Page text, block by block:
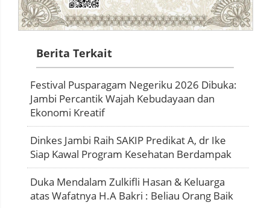
Berita Terkait
Festival Pusparagam Negeriku 2026 Dibuka:
Jambi Percantik Wajah Kebudayaan dan
Ekonomi Kreatif
Dinkes Jambi Raih SAKIP Predikat A, dr Ike
Siap Kawal Program Kesehatan Berdampak
Duka Mendalam Zulkifli Hasan & Keluarga
atas Wafatnya H.A Bakri : Beliau Orang Baik